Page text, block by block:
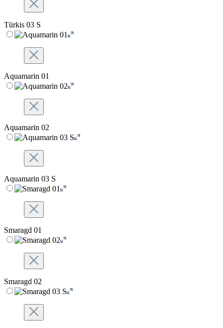
Türkis 03 S
Aquamarin 01
Aquamarin 02
Aquamarin 03 S
Smaragd 01
Smaragd 02